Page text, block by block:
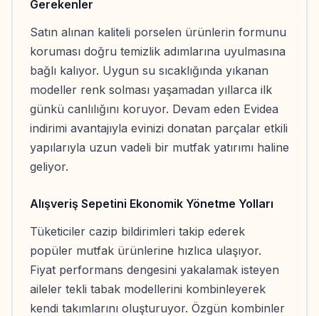
Gerekenler
Satın alınan kaliteli porselen ürünlerin formunu
koruması doğru temizlik adımlarına uyulmasına
bağlı kalıyor. Uygun su sıcaklığında yıkanan
modeller renk solması yaşamadan yıllarca ilk
günkü canlılığını koruyor. Devam eden Evidea
indirimi avantajıyla evinizi donatan parçalar etkili
yapılarıyla uzun vadeli bir mutfak yatırımı haline
geliyor.
Alışveriş Sepetini Ekonomik Yönetme Yolları
Tüketiciler cazip bildirimleri takip ederek
popüler mutfak ürünlerine hızlıca ulaşıyor.
Fiyat performans dengesini yakalamak isteyen
aileler tekli tabak modellerini kombinleyerek
kendi takımlarını oluşturuyor. Özgün kombinler